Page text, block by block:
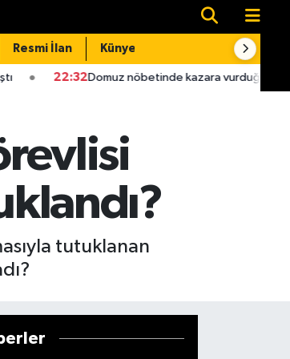
Resmi İlan Künye
nöbetinde kazara vurduğu babası hastanede
tutuklanan